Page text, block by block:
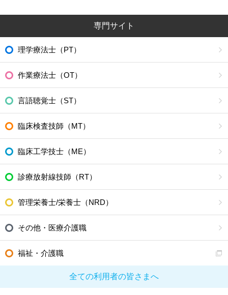
専門サイト
理学療法士（PT）
作業療法士（OT）
言語聴覚士（ST）
臨床検査技師（MT）
臨床工学技士（ME）
診療放射線技師（RT）
管理栄養士/栄養士（NRD）
その他・医療介護職
福祉・介護職
全ての利用者の皆さまへ